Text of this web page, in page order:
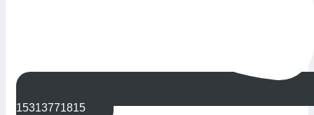
15313771815